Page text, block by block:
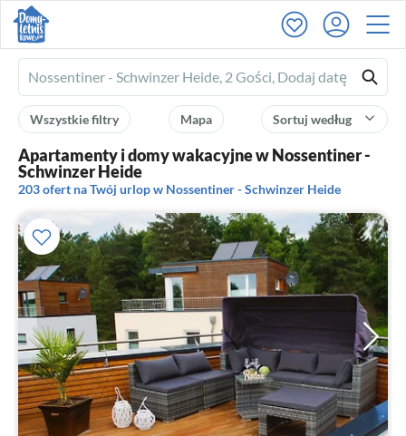
Ferienhausmiete
logo
Sortuj według
Mapa
Wszystkie filtry
Apartamenty i domy wakacyjne w Nossentiner -
Schwinzer Heide
203 ofert na Twój urlop w Nossentiner - Schwinzer Heide